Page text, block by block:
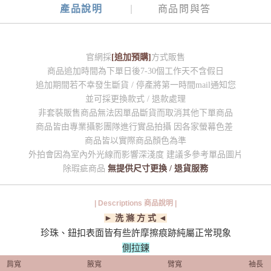
產品說明 商品問與答
官網採 [追加預購] 方式販售
商品追加時間為下單日後7-30個工作天不含假日
追加期間若不幸發生斷貨 / 停產將第一時間mail通知您
並可採更換款式 / 退款處理
非套裝販售商品無法因單品斷貨而取消其他下單商品
商品皆由專業攝影團隊進行實品拍攝 因各家螢幕色差
商品皆以實際商品顏色為準
外拍會因為室內外光線而影響深淺度 建議多參考單品圖片
除瑕疵商品 無提供尺寸更換 / 退貨服務
| Descriptions 商品說明 |
► 洗 滌 方 式 ◄
珍珠、鈕扣表面皆有些許摩擦痕跡純屬正常現象
側拉鍊
肩寬 腋寬 臂寬 袖長